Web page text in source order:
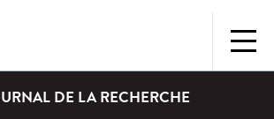
DE LA RECHERCHE